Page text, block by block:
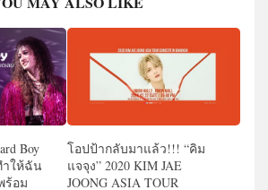
Boy
ำให้ฉัน
ร้อม
โอปป้ากลับมาแล้ว!!! “คิม
แจจุง” 2020 KIM JAE
JOONG ASIA TOUR